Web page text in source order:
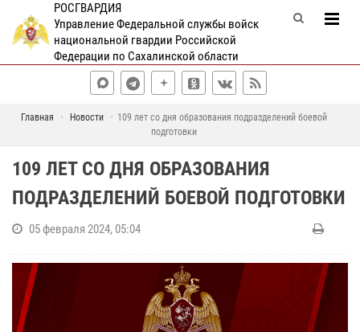
РОСГВАРДИЯ
Управление Федеральной службы войск
национальной гвардии Российской
Федерации по Сахалинской области
Главная Новости
109 лет со дня образования подразделений боевой
подготовки
109 ЛЕТ СО ДНЯ ОБРАЗОВАНИЯ
ПОДРАЗДЕЛЕНИЙ БОЕВОЙ ПОДГОТОВКИ
05 февраля 2024, 05:04